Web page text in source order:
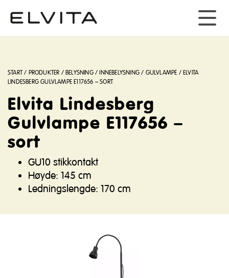
START/ PRODUKTER /BELYSNING/INNEBELYSNING / GULVLAMPE /ELVITA
LINDESBERG GULVLAMPE E117656 – SORT
Elvita Lindesberg
Gulvlampe E117656 –
sort
GU10 stikkontakt
Høyde: 145 cm
Ledningslengde: 170 cm